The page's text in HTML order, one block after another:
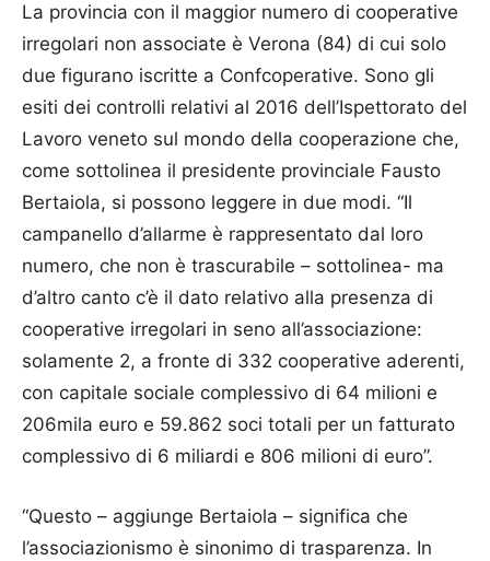
La provincia con il maggior numero di cooperative
irregolari non associate è Verona (84) di cui solo
due figurano iscritte a Confcoperative. Sono gli
esiti dei controlli relativi al 2016 dell’Ispettorato del
Lavoro veneto sul mondo della cooperazione che,
come sottolinea il presidente provinciale Fausto
Bertaiola, si possono leggere in due modi. “Il
campanello d’allarme è rappresentato dal loro
numero, che non è trascurabile – sottolinea- ma
d’altro canto c’è il dato relativo alla presenza di
cooperative irregolari in seno all’associazione:
solamente 2, a fronte di 332 cooperative aderenti,
con capitale sociale complessivo di 64 milioni e
206mila euro e 59.862 soci totali per un fatturato
complessivo di 6 miliardi e 806 milioni di euro”.
“Questo – aggiunge Bertaiola – significa che
l’associazionismo è sinonimo di trasparenza. In